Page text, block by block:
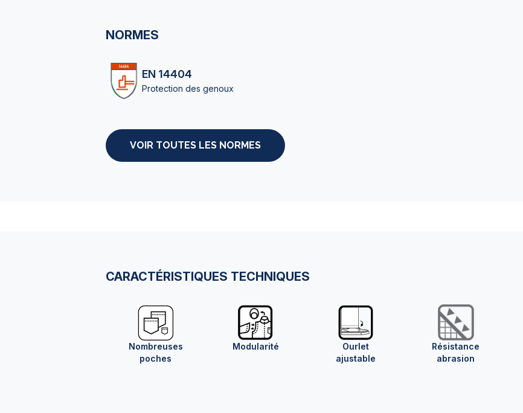
NORMES
EN 14404
Protection des genoux
VOIR TOUTES LES NORMES
CARACTÉRISTIQUES TECHNIQUES
Nombreuses
poches
Modularité
Ourlet
ajustable
Résistance
abrasion